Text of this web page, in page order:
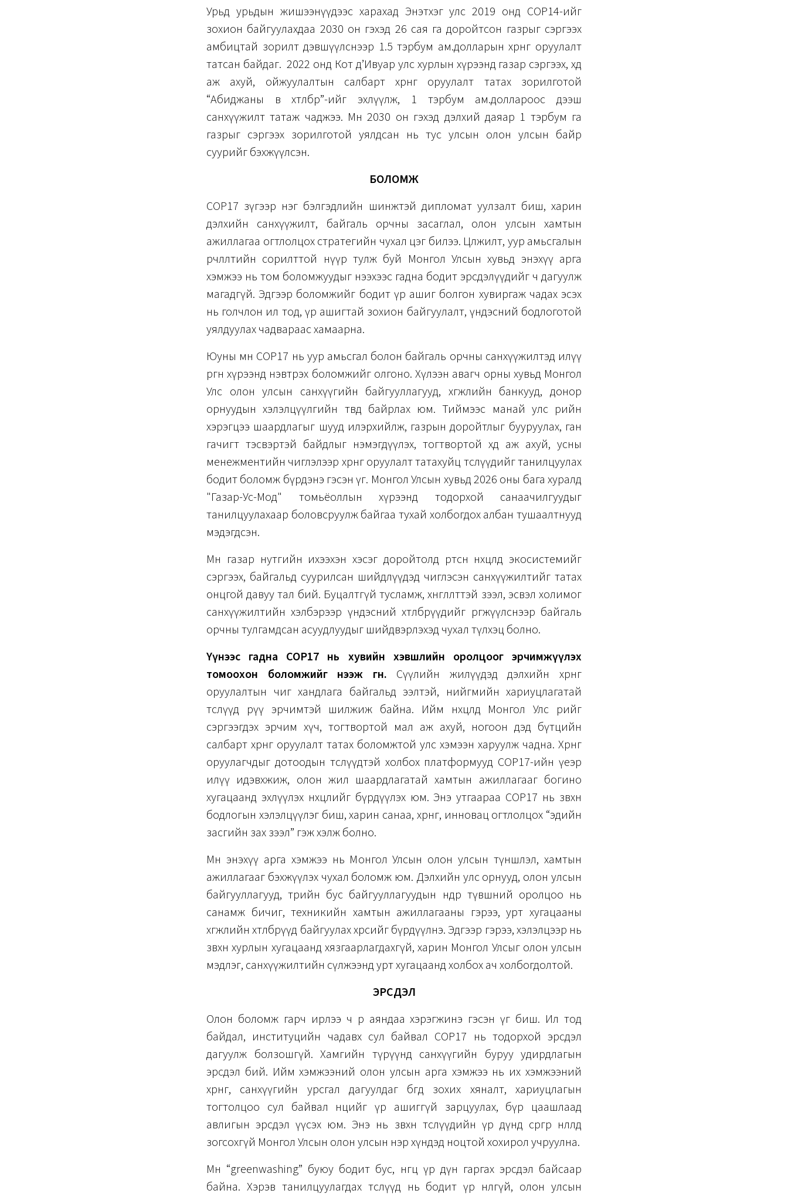
Урьд урьдын жишээнүүдээс харахад Энэтхэг улс 2019 онд COP14-ийг
зохион байгуулахдаа 2030 он гэхэд 26 сая га доройтсон газрыг сэргээх
амбицтай зорилт дэвшүүлснээр 1.5 тэрбум ам.долларын хөрөнгө оруулалт
татсан байдаг. 2022 онд Кот д’Ивуар улс хурлын хүрээнд газар сэргээх, хөдөө
аж ахуй, ойжуулалтын салбарт хөрөнгө оруулалт татах зорилготой
“Абиджаны өв хөтөлбөр”-ийг эхлүүлж, 1 тэрбум ам.доллароос дээш
санхүүжилт татаж чаджээ. Мөн 2030 он гэхэд дэлхий даяар 1 тэрбум га
газрыг сэргээх зорилготой уялдсан нь тус улсын олон улсын байр
суурийг бэхжүүлсэн.
БОЛОМЖ
COP17 зүгээр нэг бэлгэдлийн шинжтэй дипломат уулзалт биш, харин
дэлхийн санхүүжилт, байгаль орчны засаглал, олон улсын хамтын
ажиллагаа огтлолцох стратегийн чухал цэг билээ. Цөлжилт, уур амьсгалын
өөрчлөлтийн сорилттой нүүр тулж буй Монгол Улсын хувьд энэхүү арга
хэмжээ нь том боломжуудыг нээхээс гадна бодит эрсдэлүүдийг ч дагуулж
магадгүй. Эдгээр боломжийг бодит үр ашиг болгон хувиргаж чадах эсэх
нь голчлон ил тод, үр ашигтай зохион байгуулалт, үндэсний бодлоготой
уялдуулах чадвараас хамаарна.
Юуны өмнө COP17 нь уур амьсгал болон байгаль орчны санхүүжилтэд илүү
өргөн хүрээнд нэвтрэх боломжийг олгоно. Хүлээн авагч орны хувьд Монгол
Улс олон улсын санхүүгийн байгууллагууд, хөгжлийн банкууд, донор
орнуудын хэлэлцүүлгийн төвд байрлах юм. Тиймээс манай улс өөрийн
хэрэгцээ шаардлагыг шууд илэрхийлж, газрын доройтлыг бууруулах, ган
гачигт тэсвэртэй байдлыг нэмэгдүүлэх, тогтвортой хөдөө аж ахуй, усны
менежментийн чиглэлээр хөрөнгө оруулалт татахуйц төслүүдийг танилцуулах
бодит боломж бүрдэнэ гэсэн үг. Монгол Улсын хувьд 2026 оны бага хуралд
"Газар-Ус-Мод" томьёоллын хүрээнд тодорхой санаачилгуудыг
танилцуулахаар боловсруулж байгаа тухай холбогдох албан тушаалтнууд
мэдэгдсэн.
Мөн газар нутгийн ихээхэн хэсэг доройтолд өртсөн нөхцөлд экосистемийг
сэргээх, байгальд суурилсан шийдлүүдэд чиглэсэн санхүүжилтийг татах
онцгой давуу тал бий. Буцалтгүй тусламж, хөнгөлөлттэй зээл, эсвэл холимог
санхүүжилтийн хэлбэрээр үндэсний хөтөлбөрүүдийг өргөжүүлснээр байгаль
орчны тулгамдсан асуудлуудыг шийдвэрлэхэд чухал түлхэц болно.
Үүнээс гадна COP17 нь хувийн хэвшлийн оролцоог эрчимжүүлэх
томоохон боломжийг нээж өгнө. Сүүлийн жилүүдэд дэлхийн хөрөнгө
оруулалтын чиг хандлага байгальд ээлтэй, нийгмийн хариуцлагатай
төслүүд рүү эрчимтэй шилжиж байна. Ийм нөхцөлд Монгол Улс өөрийгөө
сэргээгдэх эрчим хүч, тогтвортой мал аж ахуй, ногоон дэд бүтцийн
салбарт хөрөнгө оруулалт татах боломжтой улс хэмээн харуулж чадна. Хөрөнгө
оруулагчдыг дотоодын төслүүдтэй холбох платформууд COP17-ийн үеэр
илүү идэвхжиж, олон жил шаардлагатай хамтын ажиллагааг богино
хугацаанд эхлүүлэх нөхцөлийг бүрдүүлэх юм. Энэ утгаараа COP17 нь зөвхөн
бодлогын хэлэлцүүлэг биш, харин санаа, хөрөнгө, инновац огтлолцох “эдийн
засгийн зах зээл” гэж хэлж болно.
Мөн энэхүү арга хэмжээ нь Монгол Улсын олон улсын түншлэл, хамтын
ажиллагааг бэхжүүлэх чухал боломж юм. Дэлхийн улс орнууд, олон улсын
байгууллагууд, төрийн бус байгууллагуудын өндөр түвшний оролцоо нь
санамж бичиг, техникийн хамтын ажиллагааны гэрээ, урт хугацааны
хөгжлийн хөтөлбөрүүд байгуулах хөрсийг бүрдүүлнэ. Эдгээр гэрээ, хэлэлцээр нь
зөвхөн хурлын хугацаанд хязгаарлагдахгүй, харин Монгол Улсыг олон улсын
мэдлэг, санхүүжилтийн сүлжээнд урт хугацаанд холбох ач холбогдолтой.
ЭРСДЭЛ
Олон боломж гарч ирлээ ч өөрөө аяндаа хэрэгжинэ гэсэн үг биш. Ил тод
байдал, институцийн чадавх сул байвал COP17 нь тодорхой эрсдэл
дагуулж болзошгүй. Хамгийн түрүүнд санхүүгийн буруу удирдлагын
эрсдэл бий. Ийм хэмжээний олон улсын арга хэмжээ нь их хэмжээний
хөрөнгө, санхүүгийн урсгал дагуулдаг бөгөөд зохих хяналт, хариуцлагын
тогтолцоо сул байвал нөөцийг үр ашиггүй зарцуулах, бүр цаашлаад
авлигын эрсдэл үүсэх юм. Энэ нь зөвхөн төслүүдийн үр дүнд сөргөөр нөлөөлөөд
зогсохгүй Монгол Улсын олон улсын нэр хүндэд ноцтой хохирол учруулна.
Мөн “greenwashing” буюу бодит бус, өнгөц үр дүн гаргах эрсдэл байсаар
байна. Хэрэв танилцуулагдах төслүүд нь бодит үр нөлөөгүй, олон улсын